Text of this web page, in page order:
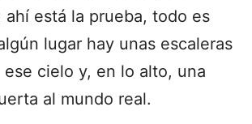
ahí está la prueba, todo es
lugar hay unas escaleras
ese cielo y, en lo alto, una
al mundo real.